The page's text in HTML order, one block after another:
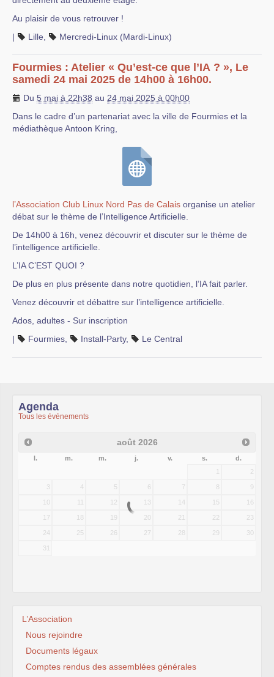
Au plaisir de vous retrouver !
|
Lille Mercredi-Linux (Mardi-Linux)
Fourmies : Atelier « Qu’est-ce que l’IA ? », Le
samedi 24 mai 2025 de 14h00 à 16h00.
Du 5 mai à 22h38 au 24 mai 2025 à 00h00
Dans le cadre d’un partenariat avec la ville de Fourmies et la
médiathèque Antoon Kring,
l’Association Club Linux Nord Pas de Calais organise un atelier
débat sur le thème de l’Intelligence Artificielle.
De 14h00 à 16h, venez découvrir et discuter sur le thème de
l’intelligence artificielle.
L’IA C’EST QUOI ?
De plus en plus présente dans notre quotidien, l’IA fait parler.
Venez découvrir et débattre sur l’intelligence artificielle.
Ados, adultes - Sur inscription
|
Fourmies Install-Party, Le Central
Agenda
Tous les événements
août 2026
l. m. m. j. v. s.
d.
1
2
3 4 5 6 7 8 9
10 11 12 13 14 15 16
17 18 19 20 21 22 23
24 25 26 27 28 29 30
31
L’Association
Nous rejoindre
Documents légaux
Comptes rendus des assemblées générales